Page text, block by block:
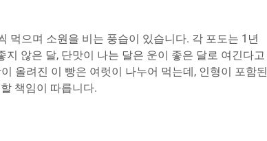
먹으며 소원을 비는 풍습이 있습니다. 각 포도는 1년
않은 달, 단맛이 나는 달은 운이 좋은 달로 여긴다고
올려진 이 빵은 여럿이 나누어 먹는데, 인형이 포함된
책임이 따릅니다.